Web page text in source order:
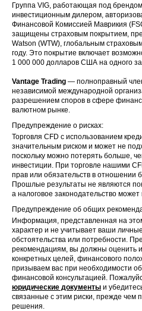
Группа VIG, работающая под
инвестиционным дилером,
Финансовой Комиссией Маврикия
защищены страховым покрытием,
Watson (WTW), глобальным
году. Это покрытие включает
1 000 000 долларов США на одного
Vantage Trading — полноправный
независимой международной
разрешением споров в сфере
валютном рынке.
Предупреждение о рисках:
Торговля CFD с использованием
значительным риском и может не
поскольку можно потерять больше,
инвестиции. При торговле нашими
прав или обязательств в отношении
Прошлые результаты не являются
а налоговое законодательство может
Предупреждение об общих
Информация, представленная на
характер и не учитывает ваши
обстоятельства или потребности.
рекомендациям, вы должны оценить
конкретных целей, финансового
призываем вас при необходимости
финансовой консультацией.
юридические документы и
связанные с этим риски, прежде чем
решения.